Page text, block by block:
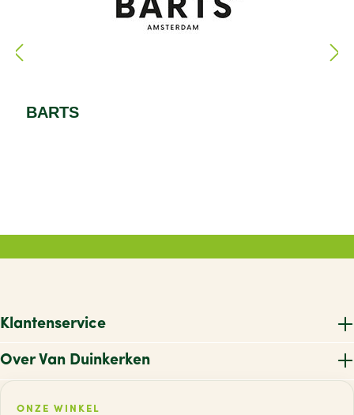
BARTS
Klantenservice
Over Van Duinkerken
ONZE WINKEL